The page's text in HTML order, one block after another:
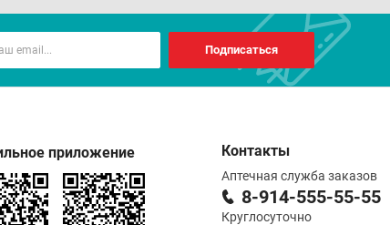
Подписаться
приложение Контакты
Аптечная служба заказов
8-914-555-55-55
Круглосуточно